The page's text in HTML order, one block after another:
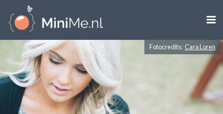

ZWANGER WORDEN
ZWANGER
BABY
Fotocredits: Cara Loren